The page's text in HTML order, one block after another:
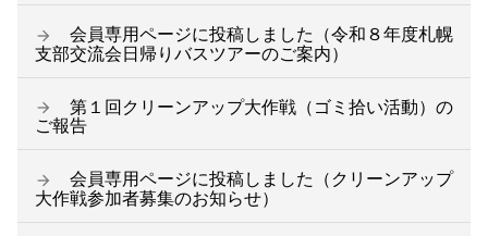
会員専用ページに投稿しました（令和８年度札幌
支部交流会日帰りバスツアーのご案内）
第１回クリーンアップ大作戦（ゴミ拾い活動）の
ご報告
会員専用ページに投稿しました（クリーンアップ
大作戦参加者募集のお知らせ）